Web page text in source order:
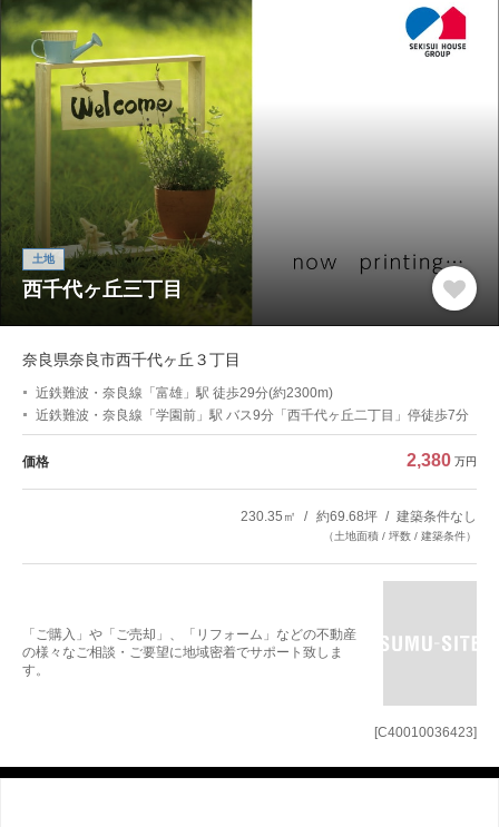
[C40010036423]
土地
西千代ヶ丘三丁目
奈良県奈良市西千代ヶ丘３丁目
近鉄難波・奈良線「富雄」駅 徒歩29分(約2300m)
近鉄難波・奈良線「学園前」駅 バス9分「西千代ヶ丘二丁目」停徒歩7分
価格 2,380 万円
230.35㎡ 約69.68坪 建築条件なし
（土地面積 / 坪数 / 建築条件）
「ご購入」や「ご売却」、「リフォーム」などの不動産
の様々なご相談・ご要望に地域密着でサポート致しま
す。